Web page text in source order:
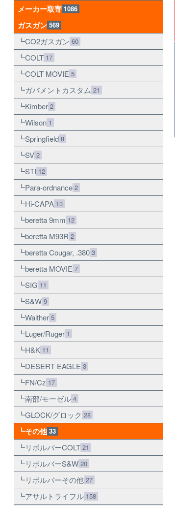
メーカー取寄 1086
ガスガン 569
CO2ガスガン 60
COLT 17
COLT MOVIE 5
ガバメントカスタム 21
Kimber 2
Wilson 1
Springfield 8
SV 2
STI 12
Para-ordnance 2
Hi-CAPA 13
beretta 9mm 12
beretta M93R 2
beretta Cougar, .380 3
beretta MOVIE 7
SIG 11
S&W 9
Walther 5
Luger/Ruger 1
H&K 11
DESERT EAGLE 3
FN/Cz 17
南部/モーゼル 4
GLOCK/グロック 28
その他 33
リボルバーCOLT 21
リボルバーS&W 20
リボルバーその他 27
アサルトライフル 158